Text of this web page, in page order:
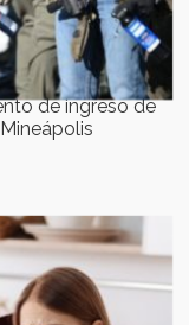
de ingreso de